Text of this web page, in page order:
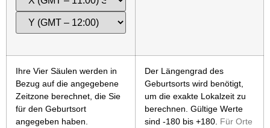
Ihre Vier Säulen werden in
Bezug auf die angegebene
Zeitzone berechnet, die Sie
für den Geburtsort
angegeben haben.
Der Längengrad des
Geburtsorts wird benötigt,
um die exakte Lokalzeit zu
berechnen. Gültige Werte
sind -180 bis +180. Für Orte